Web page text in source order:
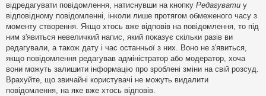
відредагувати повідомлення, натиснувши на кнопку Редагувати у
відповідному повідомленні, інколи лише протягом обмеженого часу з
моменту створення. Якщо хтось вже відповів на повідомлення, то під
ним з'явиться невеличкий напис, який показує скільки разів ви
редагували, а також дату і час останньої з них. Воно не з'явиться,
якщо повідомлення редагував адміністратор або модератор, хоча
вони можуть залишити інформацію про зроблені зміни на свій розсуд.
Врахуйте, що звичайні користувачі не можуть видалити
повідомлення, на яке вже хтось відповів.